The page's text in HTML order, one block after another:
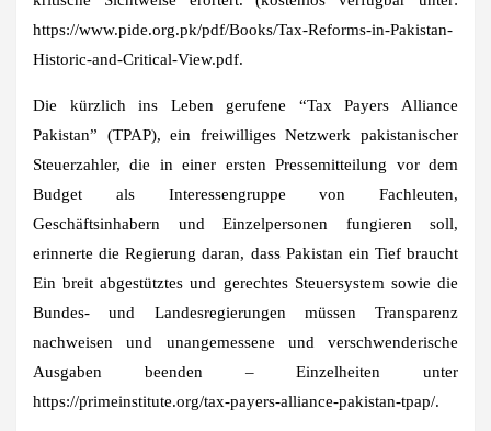
https://www.pide.org.pk/pdf/Books/Tax-Reforms-in-Pakistan-
Historic-and-Critical-View.pdf.
Die kürzlich ins Leben gerufene “Tax Payers Alliance
Pakistan” (TPAP), ein freiwilliges Netzwerk pakistanischer
Steuerzahler, die in einer ersten Pressemitteilung vor dem
Budget als Interessengruppe von Fachleuten,
Geschäftsinhabern und Einzelpersonen fungieren soll,
erinnerte die Regierung daran, dass Pakistan ein Tief braucht
Ein breit abgestütztes und gerechtes Steuersystem sowie die
Bundes- und Landesregierungen müssen Transparenz
nachweisen und unangemessene und verschwenderische
Ausgaben beenden – Einzelheiten unter
https://primeinstitute.org/tax-payers-alliance-pakistan-tpap/.